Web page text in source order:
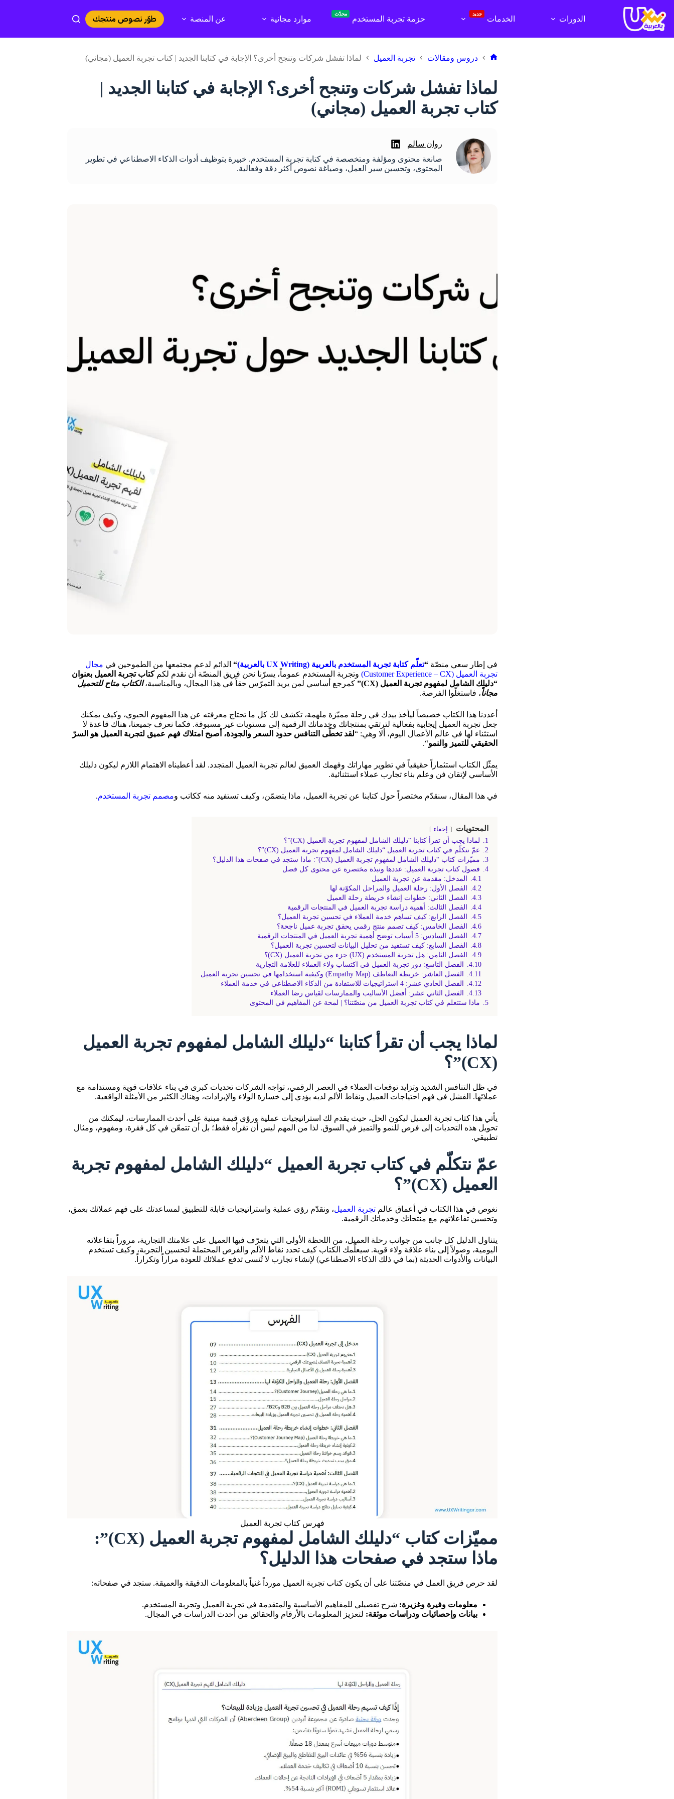
إلى
المحتوى
الدورات الخدمات
جديد
حزمة تجربة المستخدم
محدّث
موارد مجانية عن المنصة طوّر نصوص منتجك
دروس ومقالات تجربة العميل لماذا تفشل شركات وتنجح أخرى؟ الإجابة في كتابنا الجديد | كتاب تجربة العميل (مجاني)
لماذا تفشل شركات وتنجح أخرى؟ الإجابة في كتابنا الجديد |
كتاب تجربة العميل (مجاني)
روان سالم
صانعة محتوى ومؤلفة ومتخصصة في كتابة تجربة المستخدم. خبيرة بتوظيف أدوات الذكاء الاصطناعي في تطوير
المحتوى، وتحسين سير العمل، وصياغة نصوص أكثر دقة وفعالية.
في إطار سعي منصّة“تعلّم كتابة تجربة المستخدم بالعربية (UX Writing بالعربية) “ الدائم لدعم مجتمعها من الطموحين في مجال
تجربة العميل (Customer Experience – CX)
وتجربة المستخدم عموماً، يسرّنا نحن فريق المنصّة أن نقدم لكمكتاب تجربة العميل بعنوان
“دليلك الشامل لمفهوم تجربة العميل (CX)”
كمرجع أساسي لمن يريد التمرّس حقاً في هذا المجال، وبالمناسبة،الكتاب متاح للتحميل
مجاناً، فاستغلّوا الفرصة.
أعددنا هذا الكتاب خصيصاً ليأخذ بيدك في رحلة مميّزة ملهمة، تكشف لك كل ما تحتاج معرفته عن هذا المفهوم الحيوي، وكيف يمكنك
جعل تجربة العميل إيجابية بفعالية لترتقي بمنتجاتك وخدماتك الرقمية إلى مستويات غير مسبوقة. فكما نعرف جميعنا، هناك قاعدة لا
استثناء لها في عالم الأعمال اليوم، ألا وهي: “لقد تخطّى التنافس حدود السعر والجودة، أصبح امتلاك فهم عميق لتجربة العميل هو السرّ
الحقيقي للتميز والنمو“.
يمثّل الكتاب استثماراً حقيقياً في تطوير مهاراتك وفهمك العميق لعالم تجربة العميل المتجدد. لقد أعطيناه الاهتمام اللازم ليكون دليلك
الأساسي لإتقان فن وعلم بناء تجارب عملاء استثنائية.
في هذا المقال، سنقدّم مختصراً حول كتابنا عن تجربة العميل، ماذا يتضمّن، وكيف تستفيد منه ككاتب ومصمم تجربة المستخدم.
المحتويات إخفاء
1.
لماذا يجب أن تقرأ كتابنا “دليلك الشامل لمفهوم تجربة العميل (CX)”؟
2.
عمّ نتكلّم في كتاب تجربة العميل “دليلك الشامل لمفهوم تجربة العميل (CX)”؟
3.
مميّزات كتاب “دليلك الشامل لمفهوم تجربة العميل (CX)”: ماذا ستجد في صفحات هذا الدليل؟
4.
فصول كتاب تجربة العميل: عددها ونبذة مختصرة عن محتوى كل فصل
4.1.
المدخل: مقدمة عن تجربة العميل
4.2.
الفصل الأول: رحلة العميل والمراحل المكوّنة لها
4.3.
الفصل الثاني: خطوات إنشاء خريطة رحلة العميل
4.4.
الفصل الثالث: أهمية دراسة تجربة العميل في المنتجات الرقمية
4.5.
الفصل الرابع: كيف تساهم خدمة العملاء في تحسين تجربة العميل؟
4.6.
الفصل الخامس: كيف تصمم منتج رقمي يحقق تجربة عميل ناجحة؟
4.7.
الفصل السادس: 5 أسباب توضح أهمية تجربة العميل في المنتجات الرقمية
4.8.
الفصل السابع: كيف تستفيد من تحليل البيانات لتحسين تجربة العميل؟
4.9.
الفصل الثامن: هل تجربة المستخدم (UX) جزء من تجربة العميل (CX)؟
4.10.
الفصل التاسع: دور تجربة العميل في اكتساب ولاء العملاء للعلامة التجارية
4.11.
الفصل العاشر: خريطة التعاطف (Empathy Map) وكيفية استخدامها في تحسين تجربة العميل
4.12.
الفصل الحادي عشر: 4 استراتيجيات للاستفادة من الذكاء الاصطناعي في خدمة العملاء
4.13.
الفصل الثاني عشر: أفضل الأساليب والممارسات لقياس رضا العملاء
5.
ماذا ستتعلم في كتاب تجربة العميل من منصّتنا؟ | لمحة عن المفاهيم في المحتوى
لماذا يجب أن تقرأ كتابنا “دليلك الشامل لمفهوم تجربة العميل
(CX)”؟
في ظل التنافس الشديد وتزايد توقعات العملاء في العصر الرقمي، تواجه الشركات تحديات كبرى في بناء علاقات قوية ومستدامة مع
عملائها. الفشل في فهم احتياجات العميل ونقاط الألم لديه يؤدي إلى خسارة الولاء والإيرادات، وهناك الكثير من الأمثلة الواقعية.
يأتي هذا كتاب تجربة العميل ليكون الحل، حيث يقدم لك استراتيجيات عملية ورؤى قيمة مبنية على أحدث الممارسات، ليمكنك من
تحويل هذه التحديات إلى فرص للنمو والتميز في السوق. لذا من المهم ليس أن تقرأه فقط؛ بل أن تتمعّن في كل فقرة، ومفهوم، ومثال
تطبيقي.
عمّ نتكلّم في كتاب تجربة العميل “دليلك الشامل لمفهوم تجربة
العميل (CX)”؟
نغوص في هذا الكتاب في أعماق عالمتجربة العميل، ونقدّم رؤى عملية واستراتيجيات قابلة للتطبيق لمساعدتك على فهم عملائك بعمق،
وتحسين تفاعلاتهم مع منتجاتك وخدماتك الرقمية.
يتناول الدليل كل جانب من جوانب رحلة العميل، من اللحظة الأولى التي يتعرّف فيها العميل على علامتك التجارية، مروراً بتفاعلاته
اليومية، وصولاً إلى بناء علاقة ولاء قوية. سيعلّمك الكتاب كيف تحدد نقاط الألم والفرص المحتملة لتحسين التجربة، وكيف تستخدم
البيانات والأدوات الحديثة (بما في ذلك الذكاء الاصطناعي) لإنشاء تجارب لا تُنسى تدفع عملائك للعودة مراراً وتكراراً.
فهرس كتاب تجربة العميل
مميّزات كتاب “دليلك الشامل لمفهوم تجربة العميل (CX)”:
ماذا ستجد في صفحات هذا الدليل؟
لقد حرص فريق العمل في منصّتنا على أن يكون كتاب تجربة العميل مورداً غنياً بالمعلومات الدقيقة والعميقة. ستجد في صفحاته:
معلومات وفيرة وغزيرة: شرح تفصيلي للمفاهيم الأساسية والمتقدمة في تجربة العميل وتجربة المستخدم.
بيانات وإحصائيات ودراسات موثقة: لتعزيز المعلومات بالأرقام والحقائق من أحدث الدراسات في المجال.